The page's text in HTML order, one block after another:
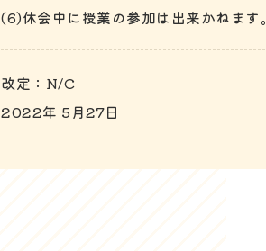
(6)休会中に授業の参加は出来かねます。
改定：N/C
2022年 5月27日